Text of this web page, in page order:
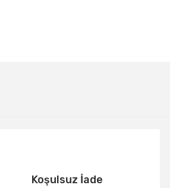
Koşulsuz İade